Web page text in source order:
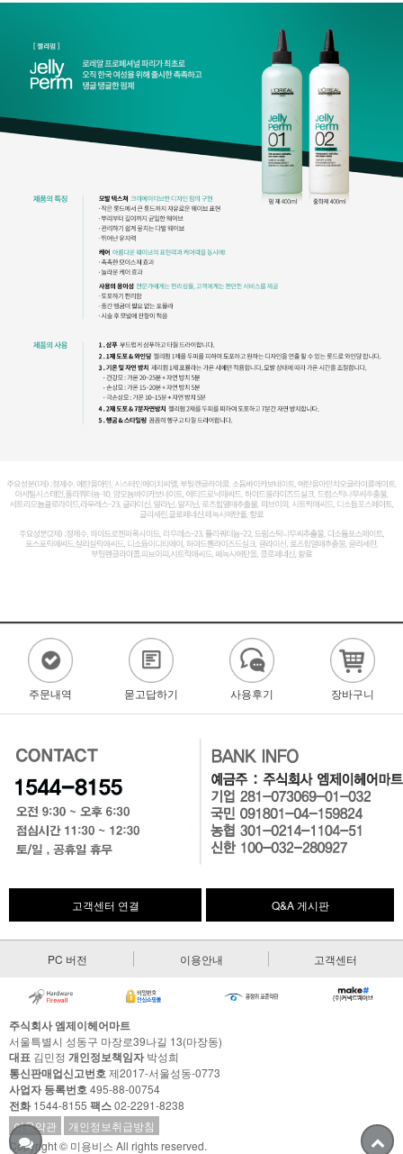
주문내역 묻고답하기 사용후기 장바구니
고객센터 연결 Q&A 게시판
PC 버전 이용안내 고객센터
주식회사 엠제이헤어마트
서울특별시 성동구 마장로39나길 13(마장동)
대표 김민정 개인정보책임자박성희
통신판매업신고번호 제2017-서울성동-0773
사업자 등록번호 495-88-00754
전화1544-8155 팩스02-2291-8238
이용약관
개인정보취급방침
Copyright © 미용비스 All rights reserved.